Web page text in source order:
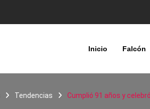
Inicio Falcón
Tendencias Cumplió 91 años y